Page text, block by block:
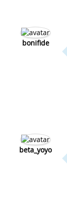
bonifide
beta_yoyo